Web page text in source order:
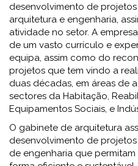
desenvolvimento de
arquitetura e engenharia,
atividade no setor. A
de um vasto currículo e
equipa, assim como do
projetos que tem vindo a
duas décadas, em áreas de
sectores da Habitação,
Equipamentos Sociais, e
O gabinete de arquitetura
desenvolvimento de
de engenharia que